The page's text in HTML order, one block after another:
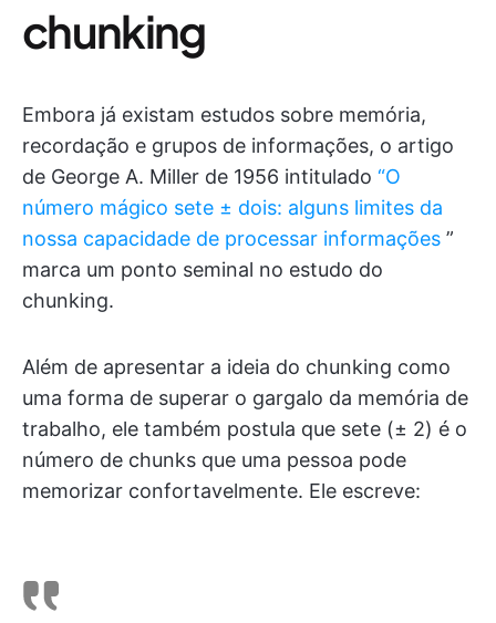
chunking
Embora já existam estudos sobre memória,
recordação e grupos de informações, o artigo
de George A. Miller de 1956 intitulado “O
número mágico sete ± dois: alguns limites da
nossa capacidade de processar informações ”
marca um ponto seminal no estudo do
chunking.
Além de apresentar a ideia do chunking como
uma forma de superar o gargalo da memória de
trabalho, ele também postula que sete (± 2) é o
número de chunks que uma pessoa pode
memorizar confortavelmente. Ele escreve: